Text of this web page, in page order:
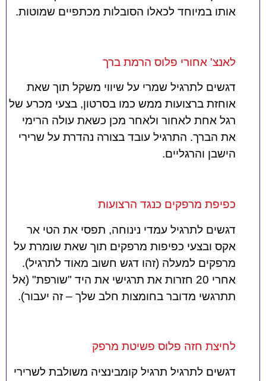
אותו במיוחד לכאלו הסובלות מכתפיים שמוטות.
לאנצ' אחורי פלוס הרמת ברך
דגשים לתרגיל שמרי על שיווי משקל תוך שאת
אוחזת ברצועות ממש כמו בסרטון, בצעי מכרע של
רגל אחת לאחור ולאחר מכן כשאת עולה הרימי
את הברך. התרגיל עובד בצורה נהדרת על שרירי
הישבן והרגליים.
כפיפת מרפקים כנגד הרצועות
דגשים לתרגיל עמדי נינוחה, תפסי את הטי אר
אקס ובצעי כפיפות מרפקים תוך שאת שומרת על
מרפקים למעלה (זהו דגש חשוב מאוד לתרגיל).
אחרי 20 חזרות את תרגישי את היד "שורפת" (אל
תתרגשי מדובר בחומצות חלב שלך – זה יעבור).
לחיצת חזה פלוס פשיטת מרפק
דגשים לתרגיל תרגיל קומבינציה משולבת לשרירי